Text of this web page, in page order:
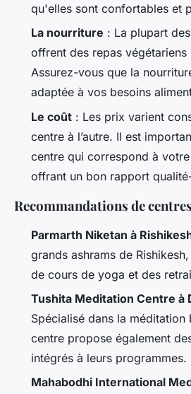
qu'elles sont confortables et
La nourriture : La plupart
offrent des repas végétariens
Assurez-vous que la
adaptée à vos besoins
Le coût : Les prix varient
centre à l’autre. Il est
centre qui correspond à
offrant un bon rapport
Recommandations de centres
Parmarth Niketan à
grands ashrams de
de cours de yoga et des
Tushita Meditation Centre à
Spécialisé dans la méditation
centre propose également
intégrés à leurs programmes.
Mahabodhi International